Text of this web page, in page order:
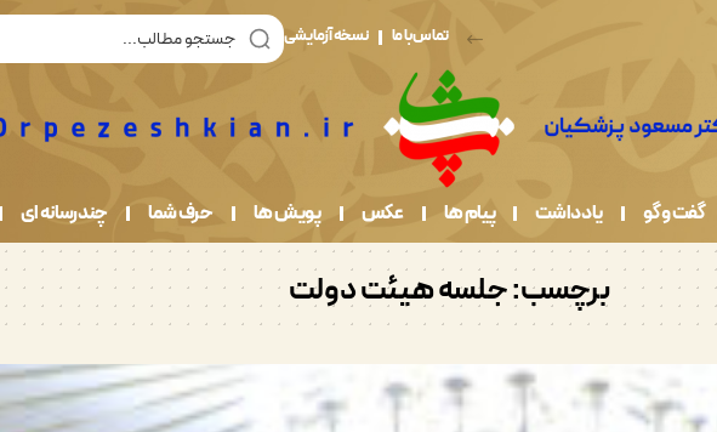
تماس با ما نسخه آزمایشی
گفت و گو یادداشت پیام ها عکس پویش ها حرف شما چندرسانه ای
برچسب:جلسه هیئت دولت